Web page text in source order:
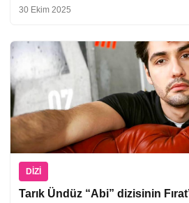
30 Ekim 2025
DIZI
Tarık Ündüz “Abi” dizisinin